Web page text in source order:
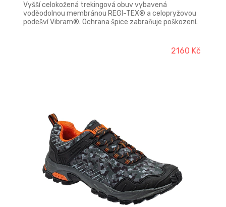
Vyšší celokožená trekingová obuv vybavená
voděodolnou membránou REGI-TEX® a celopryžovou
podešví Vibram®. Ochrana špice zabraňuje poškození.
klimatickým vlivům a lze ji použít i pro náročnější2160 Kč